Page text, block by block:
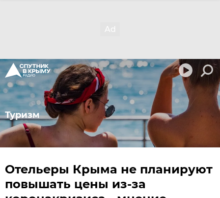
Туризм
Отельеры Крыма не планируют
повышать цены из-за